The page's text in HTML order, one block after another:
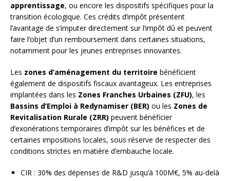
apprentissage, ou encore les dispositifs spécifiques pour la
transition écologique. Ces crédits d’impôt présentent
l’avantage de s’imputer directement sur l’impôt dû et peuvent
faire l’objet d’un remboursement dans certaines situations,
notamment pour les jeunes entreprises innovantes.
Les zones d’aménagement du territoire bénéficient
également de dispositifs fiscaux avantageux. Les entreprises
implantées dans les Zones Franches Urbaines (ZFU), les
Bassins d’Emploi à Redynamiser (BER) ou les Zones de
Revitalisation Rurale (ZRR) peuvent bénéficier
d’exonérations temporaires d’impôt sur les bénéfices et de
certaines impositions locales, sous réserve de respecter des
conditions strictes en matière d’embauche locale.
CIR : 30% des dépenses de R&D jusqu’à 100M€, 5% au-delà